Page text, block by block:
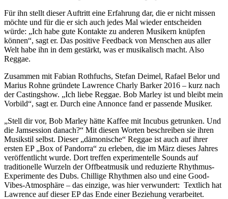
Für ihn stellt dieser Auftritt eine Erfahrung dar, die er nicht missen
möchte und für die er sich auch jedes Mal wieder entscheiden
würde: „Ich habe gute Kontakte zu anderen Musikern knüpfen
können“, sagt er. Das positive Feedback von Menschen aus aller
Welt habe ihn in dem gestärkt, was er musikalisch macht. Also
Reggae.
Zusammen mit Fabian Rothfuchs, Stefan Deimel, Rafael Belor und
Marius Rohne gründete Lawrence Charly Barker 2016 – kurz nach
der Castingshow. „Ich liebe Reggae. Bob Marley ist und bleibt mein
Vorbild“, sagt er. Durch eine Annonce fand er passende Musiker.
„Stell dir vor, Bob Marley hätte Kaffee mit Incubus getrunken. Und
die Jamsession danach?“ Mit diesen Worten beschreiben sie ihren
Musikstil selbst. Dieser „dämonische“ Reggae ist auch auf ihrer
ersten EP „Box of Pandorra“ zu erleben, die im März dieses Jahres
veröffentlicht wurde. Dort treffen experimentelle Sounds auf
traditionelle Wurzeln der Offbeatmusik und reduzierte Rhythmus-
Experimente des Dubs. Chillige Rhythmen also und eine Good-
Vibes-Atmosphäre – das einzige, was hier verwundert: Textlich hat
Lawrence auf dieser EP das Ende einer Beziehung verarbeitet.